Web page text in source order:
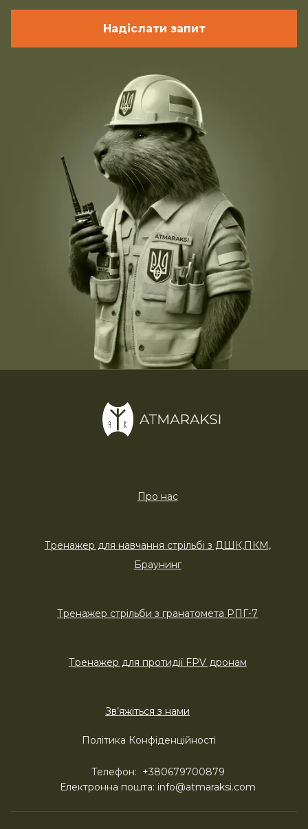
Про нас
Тренажер для навчання стрільбі з ДШК,ПКМ,
Браунинг
Тренажер стрільби з гранатомета РПГ-7
Тренажер для протидії FPV дронам
Зв’яжіться з нами
Політика Конфіденційності
Телефон: +380679700879
Електронна пошта: info@atmaraksi.com